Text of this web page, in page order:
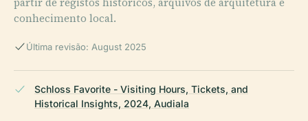
conhecimento local.
Última revisão: August 2025
Schloss Favorite - Visiting Hours, Tickets, and
Historical Insights, 2024, Audiala